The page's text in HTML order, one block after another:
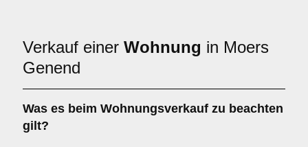
Verkauf einer Wohnung in Moers
Genend
Was es beim Wohnungsverkauf zu beachten
gilt?